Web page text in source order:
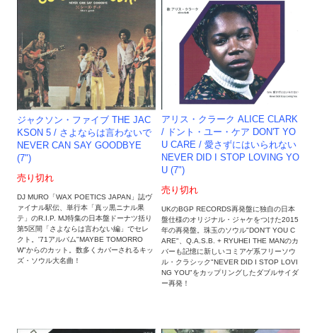
ジャクソン・ファイブ THE JAC
KSON 5 / さよならは言わないで
NEVER CAN SAY GOODBYE
(7")
売り切れ
DJ MURO「WAX POETICS JAPAN」誌ヴ
ァイナル駅伝、単行本「真ッ黒ニナル果
テ」のR.I.P. MJ特集の日本盤ドーナツ括り
第5区間「さよならは言わない編」でセレ
クト。'71アルバム"MAYBE TOMORRO
W"からのカット。数多くカバーされるキッ
ズ・ソウル大名曲！
アリス・クラーク ALICE CLARK
/ ドント・ユー・ケア DON'T YO
U CARE / 愛さずにはいられない
NEVER DID I STOP LOVING YO
U (7")
売り切れ
UKのBGP RECORDS再発盤に独自の日本
盤仕様のオリジナル・ジャケをつけた2015
年の再発盤。珠玉のソウル"DON'T YOU C
ARE"、Q.A.S.B. + RYUHEI THE MANのカ
バーも記憶に新しいコミアゲ系フリーソウ
ル・クラシック"NEVER DID I STOP LOVI
NG YOU"をカップリングしたダブルサイダ
ー再発！